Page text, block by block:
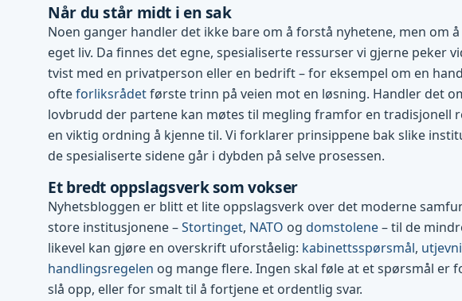
Når du står midt i en sak
Noen ganger handler det ikke bare om å forstå nyhetene, men om
eget liv. Da finnes det egne, spesialiserte ressurser vi gjerne peker
tvist med en privatperson eller en bedrift – for eksempel om en
ofteforliksrådetførste trinn på veien mot en løsning. Handler det
lovbrudd der partene kan møtes til megling framfor en tradisjonell
en viktig ordning å kjenne til. Vi forklarer prinsippene bak slike
de spesialiserte sidene går i dybden på selve prosessen.
Et bredt oppslagsverk som vokser
Nyhetsbloggen er blitt et lite oppslagsverk over det moderne
store institusjonene –Stortinget, NATO ogdomstolene– til de
likevel kan gjøre en overskrift uforståelig: kabinettsspørsmål,
handlingsregelen og mange flere. Ingen skal føle at et spørsmål er
slå opp, eller for smalt til å fortjene et ordentlig svar.